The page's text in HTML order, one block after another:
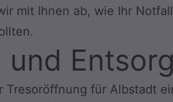
mit Ihnen ab, wie Ihr
und
Tresoröffnung für Albstadt